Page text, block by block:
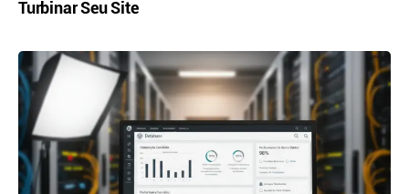
Turbinar Seu Site